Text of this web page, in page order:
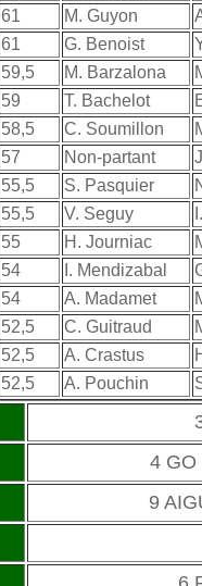
61 M. Guyon
61 G. Benoist
59,5 M. Barzalona
59 T. Bachelot
58,5 C. Soumillon
57 Non-partant
55,5 S. Pasquier
55,5 V. Seguy
55 H. Journiac
54 I. Mendizabal
54 A. Madamet
52,5 C. Guitraud
52,5 A. Crastus
52,5 A. Pouchin
4 GO
9